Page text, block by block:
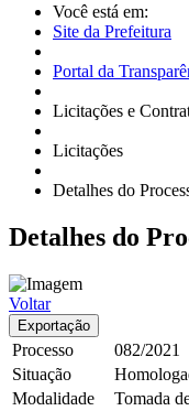
Você está em:
Site da Prefeitura
Portal da
Licitações e
Licitações
Detalhes do
Detalhes do
Voltar
Exportação
Processo
082/2021
Situação
Modalidade
Tomada